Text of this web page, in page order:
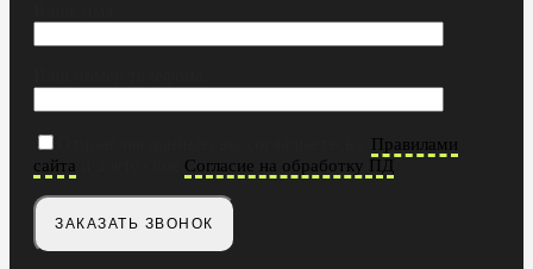
Правилами
сайта
Согласие на обработку ПД